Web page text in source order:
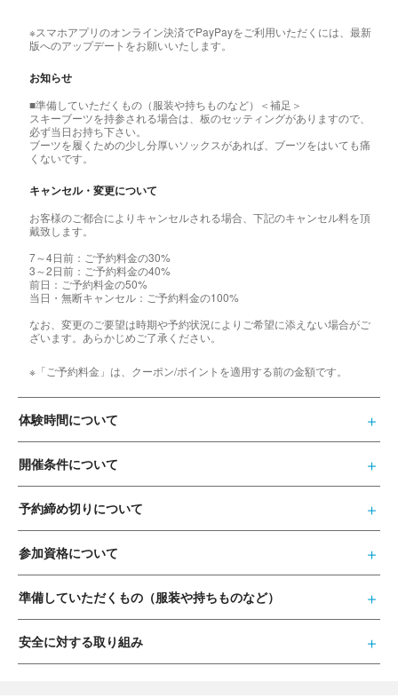
※スマホアプリのオンライン決済でPayPayをご利用いただくには、最新
版へのアップデートをお願いいたします。
お知らせ
■準備していただくもの（服装や持ちものなど）＜補足＞
スキーブーツを持参される場合は、板のセッティングがありますので、
必ず当日お持ち下さい。
ブーツを履くための少し分厚いソックスがあれば、ブーツをはいても痛
くないです。
キャンセル・変更について
お客様のご都合によりキャンセルされる場合、下記のキャンセル料を頂
戴致します。
7～4日前：ご予約料金の30%
3～2日前：ご予約料金の40%
前日：ご予約料金の50%
当日・無断キャンセル：ご予約料金の100%
なお、変更のご要望は時期や予約状況によりご希望に添えない場合がご
ざいます。あらかじめご了承ください。
※「ご予約料金」は、クーポン/ポイントを適用する前の金額です。
体験時間について
開催条件について
予約締め切りについて
参加資格について
準備していただくもの（服装や持ちものなど）
安全に対する取り組み